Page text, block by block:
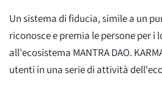
Un sistema di fiducia, simile a un
riconosce e premia le persone per
all'ecosistema MANTRA DAO.
utenti in una serie di attività